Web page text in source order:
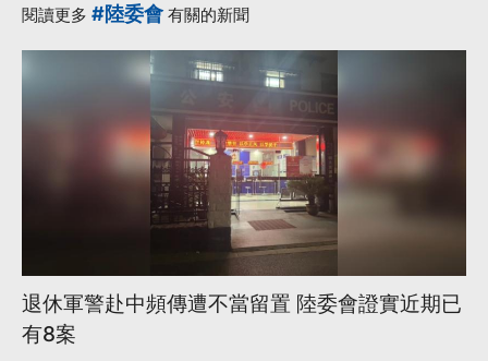
閱讀更多 #陸委會 有關的新聞
退休軍警赴中頻傳遭不當留置 陸委會證實近期已
有8案